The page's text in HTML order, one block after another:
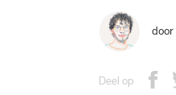
door
Deel op